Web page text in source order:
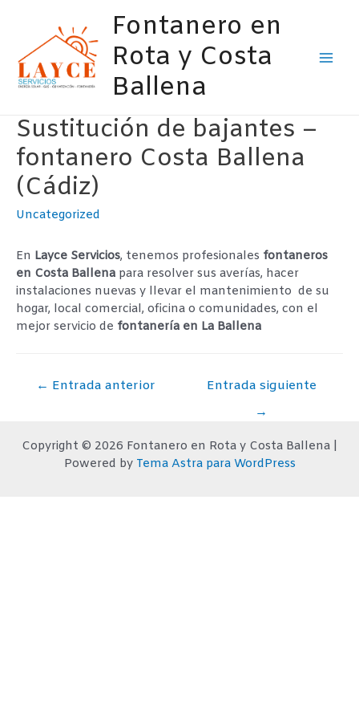
contenido
Fontanero en
Rota y Costa
Ballena
Sustitución de bajantes –
fontanero Costa Ballena
(Cádiz)
Uncategorized
En Layce Servicios, tenemos profesionales fontaneros
en Costa Ballena para resolver sus averías, hacer
instalaciones nuevas y llevar el mantenimiento de su
hogar, local comercial, oficina o comunidades, con el
mejor servicio de fontanería en La Ballena
Navegación
← Entrada anterior
Entrada siguiente
→
Copyright © 2026 Fontanero en Rota y Costa Ballena |
Powered by Tema Astra para WordPress